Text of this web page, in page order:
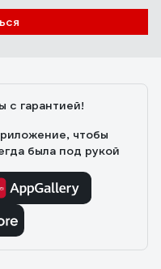
с гарантией!
чтобы
была под рукой